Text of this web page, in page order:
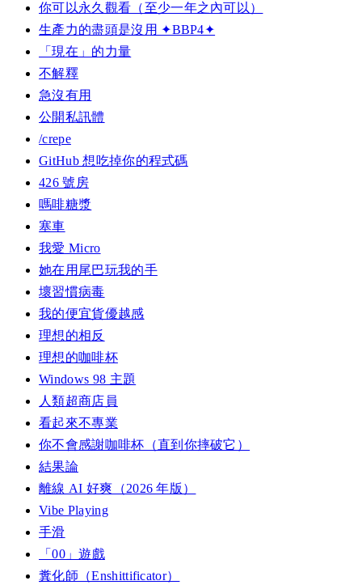
你可以永久觀看（至少一年之內可以）
生產力的盡頭是沒用 ✦BBP4✦
「現在」的力量
不解釋
急沒有用
公開私訊體
/crepe
GitHub 想吃掉你的程式碼
426 號房
嗎啡糖漿
塞車
我愛 Micro
她在用尾巴玩我的手
壞習慣病毒
我的便宜貨優越感
理想的相反
理想的咖啡杯
Windows 98 主題
人類超商店員
看起來不專業
你不會感謝咖啡杯（直到你摔破它）
結果論
離線 AI 好爽（2026 年版）
Vibe Playing
手滑
「00」遊戲
糞化師（Enshittificator）